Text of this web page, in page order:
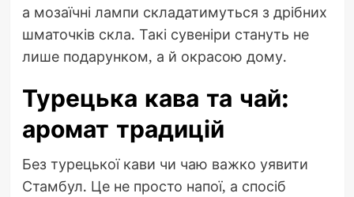
а мозаїчні лампи складатимуться з дрібних
шматочків скла. Такі сувеніри стануть не
лише подарунком, а й окрасою дому.
Турецька кава та чай:
аромат традицій
Без турецької кави чи чаю важко уявити
Стамбул. Це не просто напої, а спосіб